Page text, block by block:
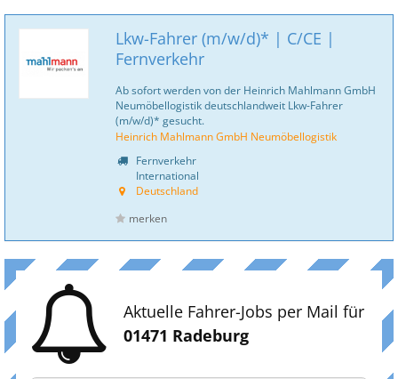
Lkw-Fahrer (m/w/d)* | C/CE |
Fernverkehr
Ab sofort werden von der Heinrich Mahlmann GmbH
Neumöbellogistik deutschlandweit Lkw-Fahrer
(m/w/d)* gesucht.
Heinrich Mahlmann GmbH Neumöbellogistik
Fernverkehr
International
Deutschland
merken
Aktuelle Fahrer-Jobs per Mail für
01471 Radeburg